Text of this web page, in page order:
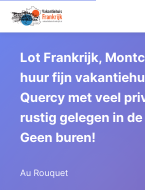
Lot Frankrijk,
huur fijn
Quercy met veel
rustig gelegen in
Geen buren!
Au Rouquet